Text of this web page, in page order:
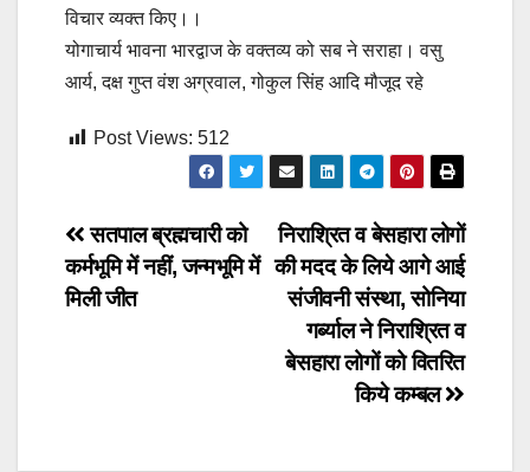
विचार व्यक्त किए।।
योगाचार्य भावना भारद्वाज के वक्तव्य को सब ने सराहा। वसु
आर्य, दक्ष गुप्त वंश अग्रवाल, गोकुल सिंह आदि मौजूद रहे
Post Views: 512
Post
navigation
निराश्रित व बेसहारा लोगों
की मदद के लिये आगे आई
संजीवनी संस्था, सोनिया
गर्ब्याल ने निराश्रित व
बेसहारा लोगों को वितरित
किये कम्बल
सतपाल ब्रह्मचारी को
कर्मभूमि में नहीं, जन्मभूमि में
मिली जीत